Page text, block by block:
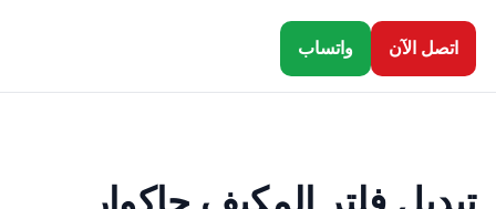
اتصل الآن واتساب